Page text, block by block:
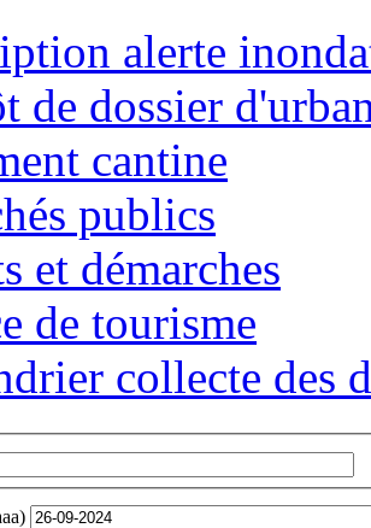
alerte
de dossier
cantine
publics
et démarches
de tourisme
collecte des